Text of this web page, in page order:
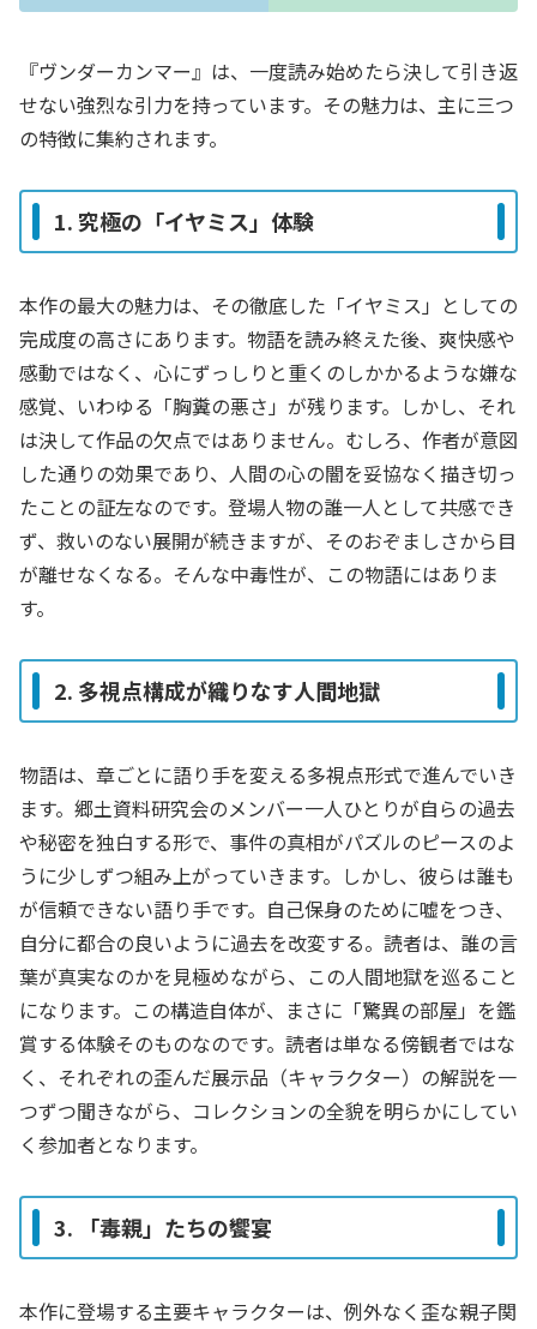
『ヴンダーカンマー』は、一度読み始めたら決して引き返
せない強烈な引力を持っています。その魅力は、主に三つ
の特徴に集約されます。
1. 究極の「イヤミス」体験
本作の最大の魅力は、その徹底した「イヤミス」としての
完成度の高さにあります。物語を読み終えた後、爽快感や
感動ではなく、心にずっしりと重くのしかかるような嫌な
感覚、いわゆる「胸糞の悪さ」が残ります。しかし、それ
は決して作品の欠点ではありません。むしろ、作者が意図
した通りの効果であり、人間の心の闇を妥協なく描き切っ
たことの証左なのです。登場人物の誰一人として共感でき
ず、救いのない展開が続きますが、そのおぞましさから目
が離せなくなる。そんな中毒性が、この物語にはありま
す。
2. 多視点構成が織りなす人間地獄
物語は、章ごとに語り手を変える多視点形式で進んでいき
ます。郷土資料研究会のメンバー一人ひとりが自らの過去
や秘密を独白する形で、事件の真相がパズルのピースのよ
うに少しずつ組み上がっていきます。しかし、彼らは誰も
が信頼できない語り手です。自己保身のために嘘をつき、
自分に都合の良いように過去を改変する。読者は、誰の言
葉が真実なのかを見極めながら、この人間地獄を巡ること
になります。この構造自体が、まさに「驚異の部屋」を鑑
賞する体験そのものなのです。読者は単なる傍観者ではな
く、それぞれの歪んだ展示品（キャラクター）の解説を一
つずつ聞きながら、コレクションの全貌を明らかにしてい
く参加者となります。
3. 「毒親」たちの饗宴
本作に登場する主要キャラクターは、例外なく歪な親子関